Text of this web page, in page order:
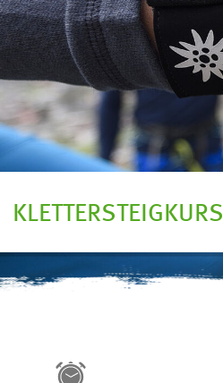
Gewalt
bei uns
Allgäuer Bergbus
Vorträge & Events
KLETTERSTEIGKURS